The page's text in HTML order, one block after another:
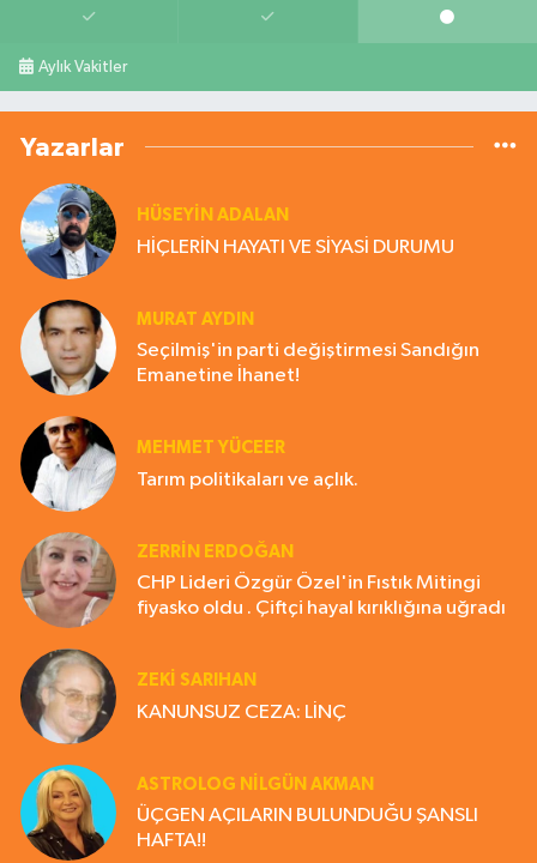
Aylık Vakitler
Yazarlar
HÜSEYIN ADALAN
HİÇLERİN HAYATI VE SİYASİ DURUMU
MURAT AYDIN
Seçilmiş'in parti değiştirmesi Sandığın
Emanetine İhanet!
MEHMET YÜCEER
Tarım politikaları ve açlık.
ZERRIN ERDOĞAN
CHP Lideri Özgür Özel'in Fıstık Mitingi
fiyasko oldu . Çiftçi hayal kırıklığına uğradı
ZEKI SARIHAN
KANUNSUZ CEZA: LİNÇ
ASTROLOG NILGÜN AKMAN
ÜÇGEN AÇILARIN BULUNDUĞU ŞANSLI
HAFTA!!